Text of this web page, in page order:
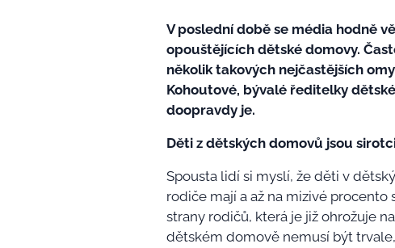
V poslední době se média hodně
opouštějících dětské domovy.
několik takových nejčastějších
Kohoutové, bývalé ředitelky
doopravdy je.
Děti z dětských domovů jsou
Spousta lidí si myslí, že děti v
rodiče mají a až na mizivé
strany rodičů, která je již ohrožuje
dětském domově nemusí být